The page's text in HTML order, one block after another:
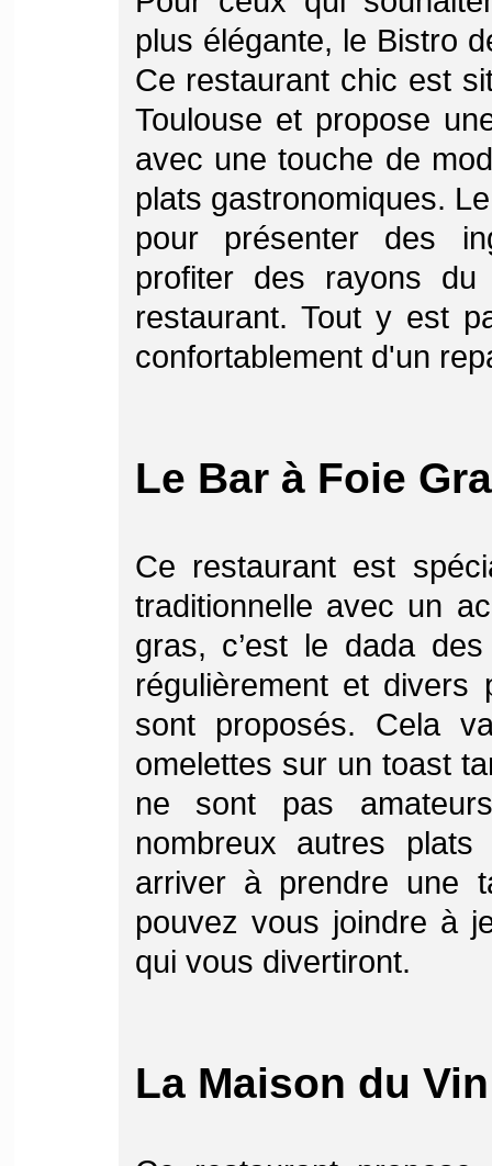
plus élégante, le Bistro
Ce restaurant chic est
Toulouse et propose
avec une touche de
plats gastronomiques.
pour présenter des
profiter des rayons
restaurant. Tout y est
confortablement d'un
Le Bar à Foie
Ce restaurant est
traditionnelle avec un
gras, c’est le dada
régulièrement et
sont proposés. Cela
omelettes sur un toast
ne sont pas
nombreux autres
arriver à prendre une
pouvez vous joindre à
qui vous divertiront.
La Maison du Vin